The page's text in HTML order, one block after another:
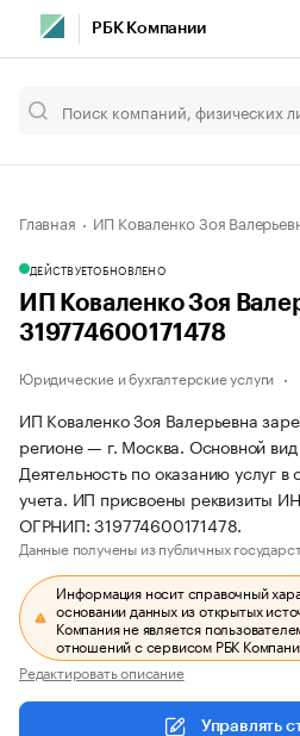
РБК Компании
Главная ИП Коваленко Зоя
ДЕЙСТВУЕТОБНОВЛЕНО
ИП Коваленко Зоя
319774600171478
Юридические и бухгалтерские услуги
ИП Коваленко Зоя Валерьевна
регионе — г. Москва. Основной вид
Деятельность по оказанию услуг в
учета. ИП присвоены реквизиты
ОГРНИП: 319774600171478.
Данные получены из публичных
Информация носит справочный
основании данных из открытых
Компания не является
отношений с сервисом РБК
Редактировать описание
Управлять